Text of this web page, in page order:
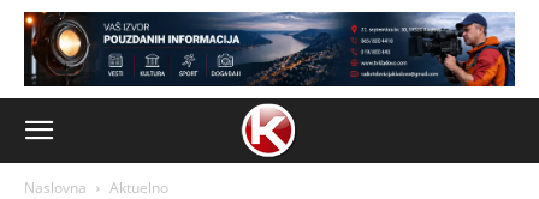
Naslovna Aktuelno